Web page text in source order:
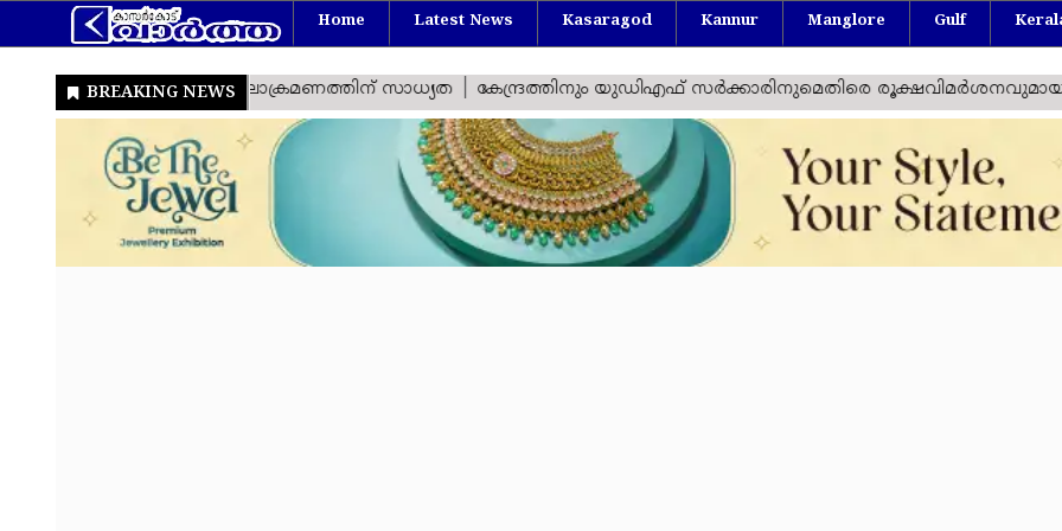
Home Latest News Kasaragod Kannur Manglore Gulf